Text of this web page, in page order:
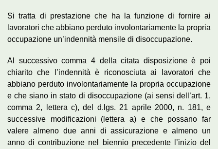
Si tratta di prestazione che ha la funzione di fornire ai
lavoratori che abbiano perduto involontariamente la propria
occupazione un’indennità mensile di disoccupazione.
Al successivo comma 4 della citata disposizione è poi
chiarito che l’indennità è riconosciuta ai lavoratori che
abbiano perduto involontariamente la propria occupazione
e che siano in stato di disoccupazione (ai sensi dell’art. 1,
comma 2, lettera c), del d.lgs. 21 aprile 2000, n. 181, e
successive modificazioni (lettera a) e che possano far
valere almeno due anni di assicurazione e almeno un
anno di contribuzione nel biennio precedente l’inizio del